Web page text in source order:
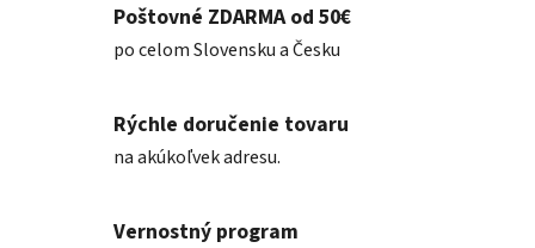
Poštovné ZDARMA od 50€
po celom Slovensku a Česku
Rýchle doručenie tovaru
na akúkoľvek adresu.
Vernostný program